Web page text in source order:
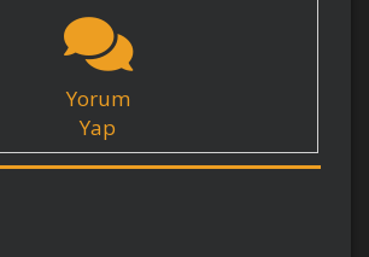
Yorum
Yap